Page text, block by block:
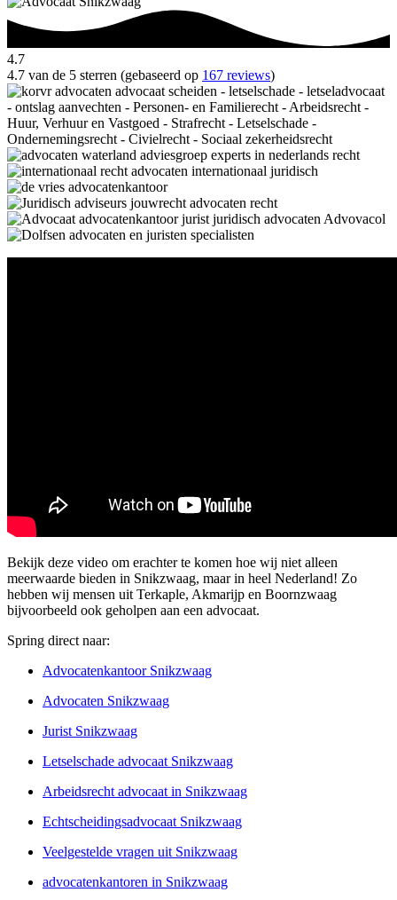
4.7
4.7 van de 5 sterren (gebaseerd op 167 reviews)
Bekijk deze video om erachter te komen hoe wij niet alleen
meerwaarde bieden in Snikzwaag, maar in heel Nederland! Zo
hebben wij mensen uit Terkaple, Akmarijp en Boornzwaag
bijvoorbeeld ook geholpen aan een advocaat.
Spring direct naar:
Advocatenkantoor Snikzwaag
Advocaten Snikzwaag
Jurist Snikzwaag
Letselschade advocaat Snikzwaag
Arbeidsrecht advocaat in Snikzwaag
Echtscheidingsadvocaat Snikzwaag
Veelgestelde vragen uit Snikzwaag
advocatenkantoren in Snikzwaag